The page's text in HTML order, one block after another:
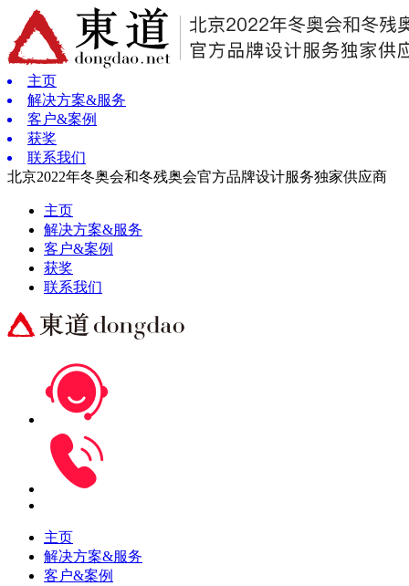
主页
解决方案&服务
客户&案例
获奖
联系我们
北京2022年冬奥会和冬残奥会官方品牌设计服务独家供应商
主页
解决方案&服务
客户&案例
获奖
联系我们
主页
解决方案&服务
客户&案例